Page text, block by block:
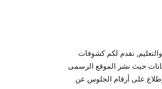
امتحانات الدور الاول 2016 وزارة التربية والتعليم, نقدم لكم كشوفات
الدور الاول 2016 وموعد بدء الامتحانات حيث نشر الموقع الرسمى
على أرقام الجلوس عن